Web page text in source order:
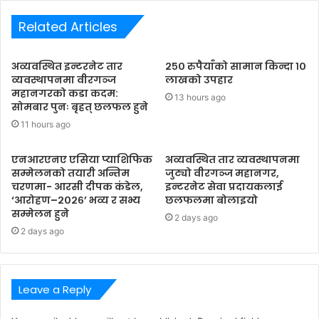
Related Articles
अव्यवस्थित इन्टरनेट तार
व्यवस्थापनमा वीरगञ्ज
महानगरको कडा कदम:
सोमबार पुनः बृहत् छलफल हुने
11 hours ago
२५० रुपैयाँको सामान किन्दा १०
लाखको उपहार
13 hours ago
एनआरएनए एसिया प्याशिफिक
सम्मेलनको तयारी अन्तिम
चरणमा- आरसी दीपक कंडेल,
‘आरोहण–२०२६’ भव्य र सभ्य
सम्मेलन हुने
2 days ago
अव्यवस्थित तार व्यवस्थापनमा
जुट्यो वीरगञ्ज महानगर,
इन्टरनेट सेवा प्रदायकलाई
छलफलमा बोलाइयो
2 days ago
Leave a Reply